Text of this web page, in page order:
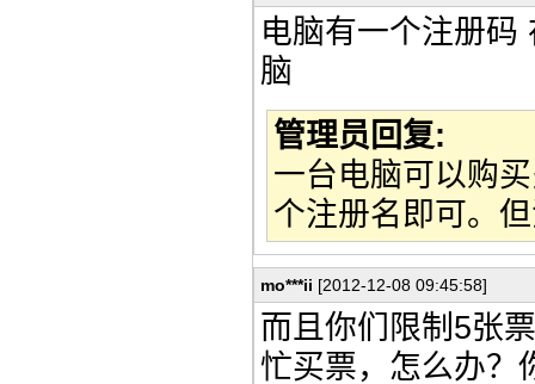
电脑有一个注册码
脑
管理员回复:
一台电脑可以购
个注册名即可。
mo***ii [2012-12-08 09:45:58]
而且你们限制5张
忙买票，怎么办？